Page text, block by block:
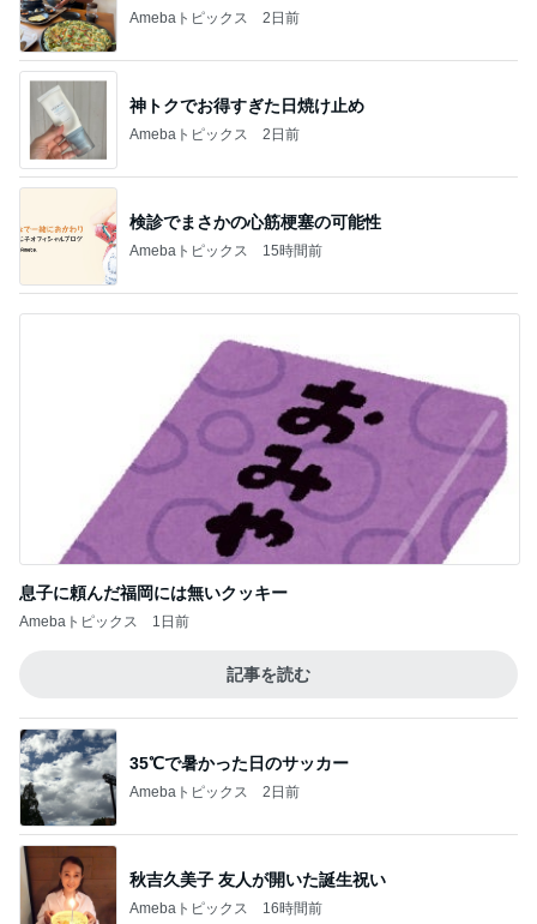
Amebaトピックス 2日前
神トクでお得すぎた日焼け止め
Amebaトピックス 2日前
検診でまさかの心筋梗塞の可能性
Amebaトピックス 15時間前
息子に頼んだ福岡には無いクッキー
Amebaトピックス 1日前
記事を読む
35℃で暑かった日のサッカー
Amebaトピックス 2日前
秋吉久美子 友人が開いた誕生祝い
Amebaトピックス 16時間前